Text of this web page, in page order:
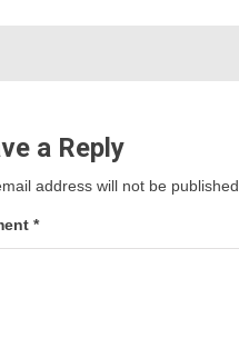
a Reply
address will not be published.
*